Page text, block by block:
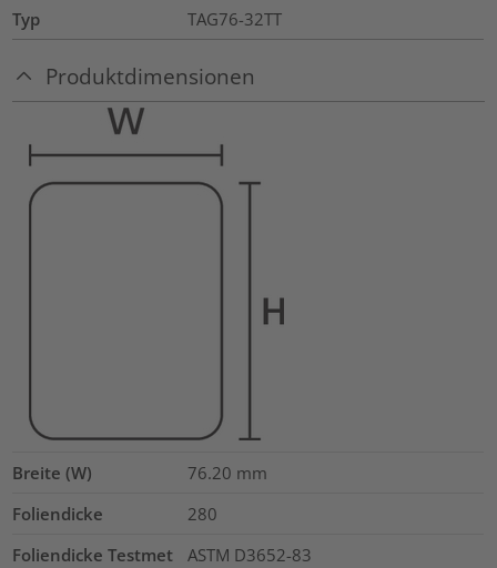
Typ
TAG76-32TT
Produktdimensionen
Breite (W) 76.20 mm
Foliendicke
280
Foliendicke Testmet
ASTM D3652-83